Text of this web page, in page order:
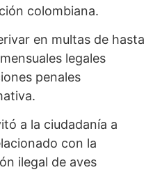
colombiana.
en multas de hasta
legales
penales
a la ciudadanía a
con la
ilegal de aves